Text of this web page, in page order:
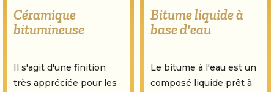
Céramique
bitumineuse
Il s'agit d'une finition
très appréciée pour les
Bitume liquide à
base d'eau
Le bitume à l'eau est un
composé liquide prêt à